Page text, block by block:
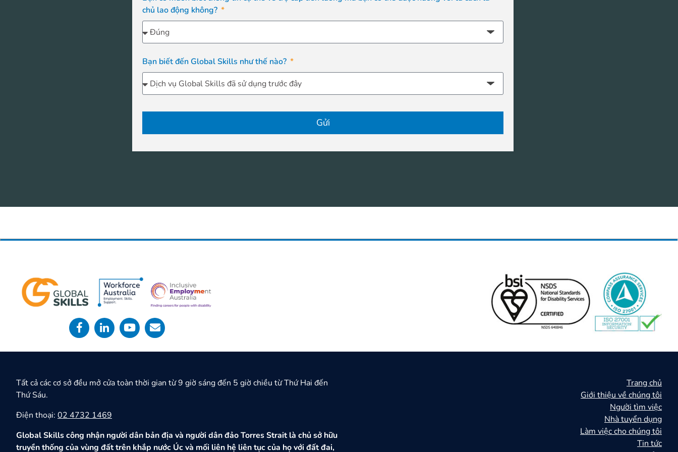
chủ lao động không?
Bạn biết đến Global Skills như thế nào?
Gửi
Tất cả các cơ sở đều mở cửa toàn thời gian từ 9 giờ sáng đến 5 giờ chiều từ Thứ Hai đến
Thứ Sáu.
Điện thoại: 02 4732 1469
Global Skills công nhận người dân bản địa và người dân đảo Torres Strait là chủ sở hữu
truyền thống của vùng đất trên khắp nước Úc và mối liên hệ liên tục của họ với đất đai,
Trang chủ
Giới thiệu về chúng tôi
Người tìm việc
Nhà tuyển dụng
Làm việc cho chúng tôi
Tin tức